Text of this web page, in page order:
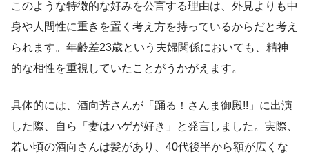
このような特徴的な好みを公言する理由は、外見よりも中
身や人間性に重きを置く考え方を持っているからだと考え
られます。年齢差23歳という夫婦関係においても、精神
的な相性を重視していたことがうかがえます。
具体的には、酒向芳さんが「踊る！さんま御殿!!」に出演
した際、自ら「妻はハゲが好き」と発言しました。実際、
若い頃の酒向さんは髪があり、40代後半から額が広くな